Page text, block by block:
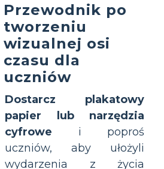
Przewodnik po
tworzeniu
wizualnej osi
czasu dla
uczniów
Dostarcz plakatowy
papier lub narzędzia
cyfrowe i poproś
uczniów, aby ułożyli
wydarzenia z życia